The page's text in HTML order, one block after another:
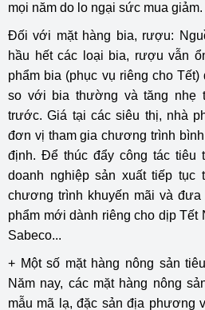
mọi năm do lo ngại sức mua giảm.
Đối với mặt hàng bia, rượu:
hầu hết các loại bia, rượu vẫn
phẩm bia (phục vụ riêng cho
so với bia thường và tăng nhẹ
trước. Giá tại các siêu thị, nhà
đơn vị tham gia chương trình
định. Để thúc đẩy công tác tiêu
doanh nghiệp sản xuất tiếp tục
chương trình khuyến mãi và
phẩm mới dành riêng cho dịp Tết
Sabeco...
+ Một số mặt hàng nông sản
Năm nay, các mặt hàng nông
mẫu mã lạ, đặc sản địa phương